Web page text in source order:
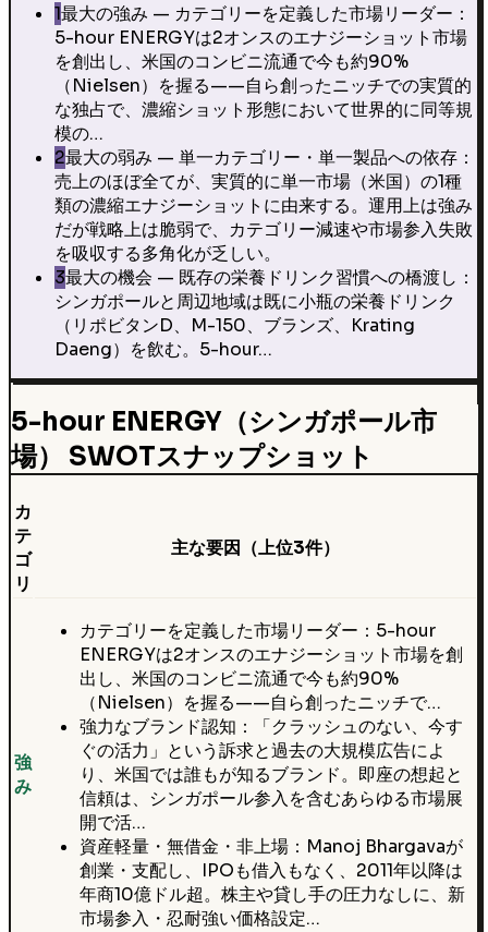
1最大の強み — カテゴリーを定義した市場リーダー：
5-hour ENERGYは2オンスのエナジーショット市場
を創出し、米国のコンビニ流通で今も約90%
（Nielsen）を握る——自ら創ったニッチでの実質的
な独占で、濃縮ショット形態において世界的に同等規
模の…
2最大の弱み — 単一カテゴリー・単一製品への依存：
売上のほぼ全てが、実質的に単一市場（米国）の1種
類の濃縮エナジーショットに由来する。運用上は強み
だが戦略上は脆弱で、カテゴリー減速や市場参入失敗
を吸収する多角化が乏しい。
3最大の機会 — 既存の栄養ドリンク習慣への橋渡し：
シンガポールと周辺地域は既に小瓶の栄養ドリンク
（リポビタンD、M-150、ブランズ、Krating
Daeng）を飲む。5-hour…
5-hour ENERGY（シンガポール市
場） SWOTスナップショット
カ
テ
ゴ
リ
主な要因（上位3件）
強
み
カテゴリーを定義した市場リーダー：5-hour
ENERGYは2オンスのエナジーショット市場を創
出し、米国のコンビニ流通で今も約90%
（Nielsen）を握る——自ら創ったニッチで…
強力なブランド認知：「クラッシュのない、今す
ぐの活力」という訴求と過去の大規模広告によ
り、米国では誰もが知るブランド。即座の想起と
信頼は、シンガポール参入を含むあらゆる市場展
開で活…
資産軽量・無借金・非上場：Manoj Bhargavaが
創業・支配し、IPOも借入もなく、2011年以降は
年商10億ドル超。株主や貸し手の圧力なしに、新
市場参入・忍耐強い価格設定…